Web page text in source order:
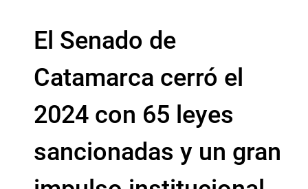
El Senado de
Catamarca cerró el
2024 con 65 leyes
sancionadas y un gran